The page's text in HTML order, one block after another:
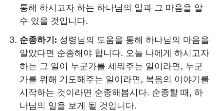
통해 하시고자 하는 하나님의 일과 그 마음을 알
수 있을 것입니다.
순종하기: 성령님의 도움을 통해 하나님의 마음을
알았다면 순종해야 합니다. 오늘 나에게 하시고자
하는 그 일이 누군가를 세워주는 일이라면, 누군
가를 위해 기도해주는 일이라면, 복음의 이야기를
시작하는 것이라면 순종해봅시다. 순종할 때, 하
나님의 일을 보게 될 것입니다.